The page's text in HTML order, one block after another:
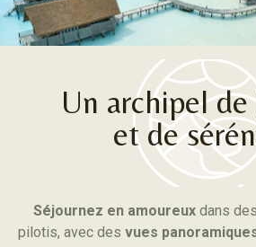
Un archipel de
et de
Séjournez en amoureux dans
pilotis, avec des vues